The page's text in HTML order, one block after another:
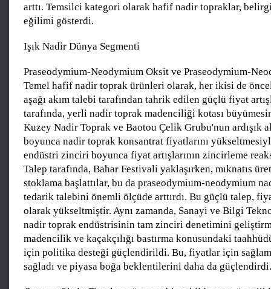
arttı. Temsilci kategori olarak hafif nadir topraklar,
eğilimi gösterdi.
Işık Nadir Dünya Segmenti
Praseodymium-Neodymium Oksit ve Praseodymium-
Temel hafif nadir toprak ürünleri olarak, her ikisi de
aşağı akım talebi tarafından tahrik edilen güçlü fiyat
tarafında, yerli nadir toprak madenciliği kotası
Kuzey Nadir Toprak ve Baotou Çelik Grubu'nun ardışık
boyunca nadir toprak konsantrat fiyatlarını
endüstri zinciri boyunca fiyat artışlarının zincirleme
Talep tarafında, Bahar Festivali yaklaşırken, mıknatıs
stoklama başlattılar, bu da praseodymium-neodymium
tedarik talebini önemli ölçüde arttırdı. Bu güçlü talep,
olarak yükseltmiştir. Aynı zamanda, Sanayi ve Bilgi
nadir toprak endüstrisinin tam zinciri denetimini
madencilik ve kaçakçılığı bastırma konusundaki
için politika desteği güçlendirildi. Bu, fiyatlar için
sağladı ve piyasa boğa beklentilerini daha da güçlendirdi.